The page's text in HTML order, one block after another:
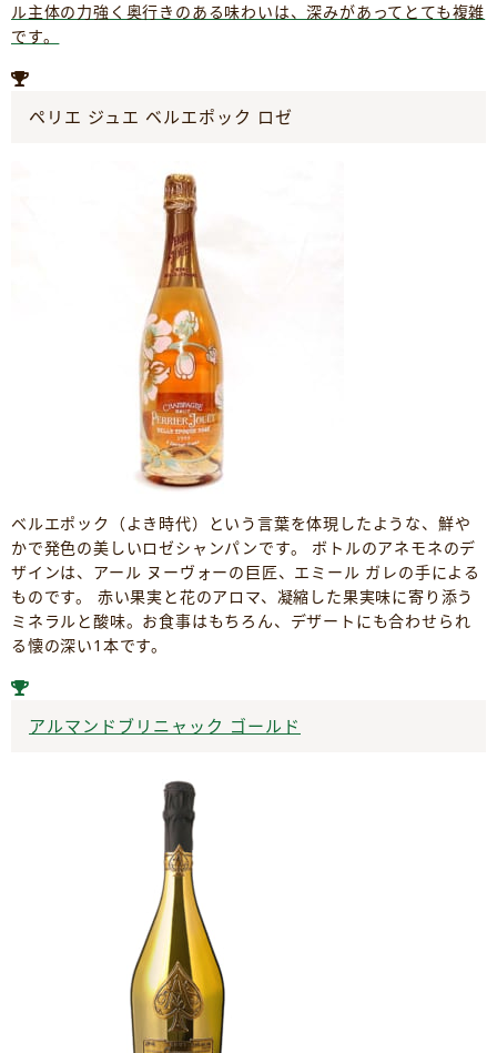
ル主体の力強く奥行きのある味わいは、深みがあってとても複雑
です。
ペリエ ジュエ ベルエポック ロゼ
ベルエポック（よき時代）という言葉を体現したような、鮮や
かで発色の美しいロゼシャンパンです。 ボトルのアネモネのデ
ザインは、アール ヌーヴォーの巨匠、エミール ガレの手による
ものです。 赤い果実と花のアロマ、凝縮した果実味に寄り添う
ミネラルと酸味。お食事はもちろん、デザートにも合わせられ
る懐の深い1本です。
アルマンドブリニャック ゴールド